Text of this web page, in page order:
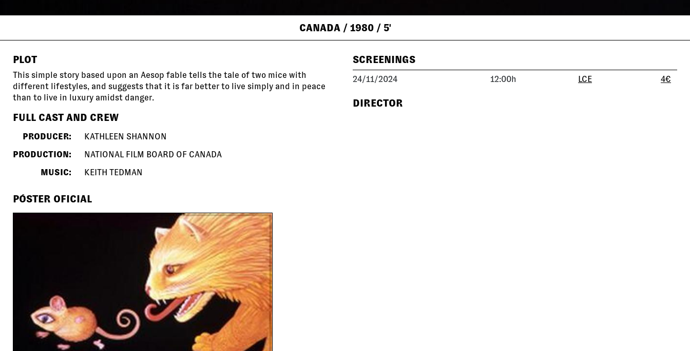
CANADA / 1980 / 5'
PLOT
This simple story based upon an Aesop fable tells the tale of two mice with
different lifestyles, and suggests that it is far better to live simply and in peace
than to live in luxury amidst danger.
FULL CAST AND CREW
PRODUCER:
KATHLEEN SHANNON
PRODUCTION:
NATIONAL FILM BOARD OF CANADA
MUSIC:
KEITH TEDMAN
PÓSTER OFICIAL
SCREENINGS
24/11/2024 12:00h LCE 4€
DIRECTOR